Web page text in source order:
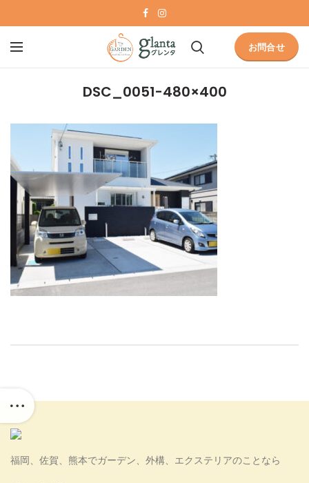
お問合せ
DSC_0051-480×400
福岡、佐賀、熊本でガーデン、外構、エクステリアのことなら